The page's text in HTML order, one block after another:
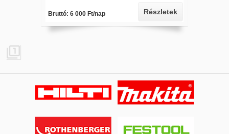
Bruttó: 6 000 Ft/nap Részletek
